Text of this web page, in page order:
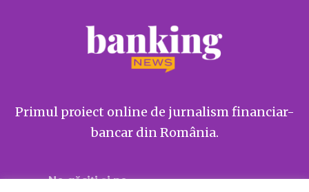
Primul proiect online de jurnalism financiar-
bancar din România.
Ne găsiți și pe